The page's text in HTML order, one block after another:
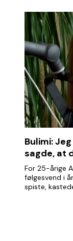
Bulimi:
sagde, at
For 25-årige
følgesvend i
spiste,